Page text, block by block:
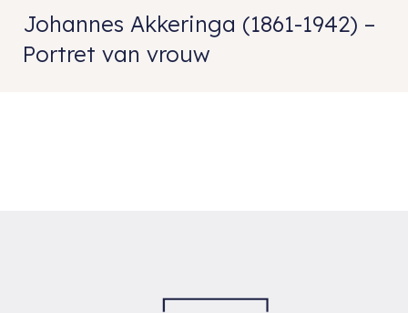
Johannes Akkeringa (1861-1942) –
Portret van vrouw